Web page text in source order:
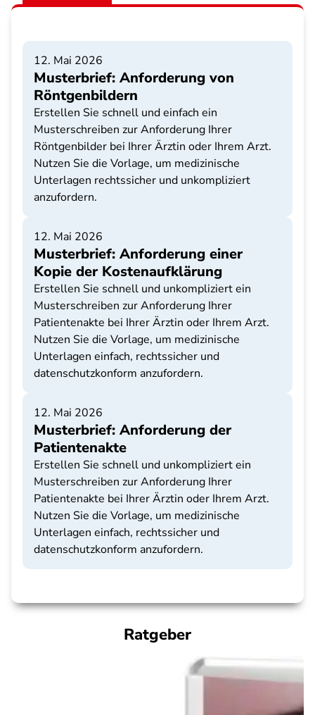
12. Mai 2026
Musterbrief: Anforderung von
Röntgenbildern
Erstellen Sie schnell und einfach ein
Musterschreiben zur Anforderung Ihrer
Röntgenbilder bei Ihrer Ärztin oder Ihrem Arzt.
Nutzen Sie die Vorlage, um medizinische
Unterlagen rechtssicher und unkompliziert
anzufordern.
12. Mai 2026
Musterbrief: Anforderung einer
Kopie der Kostenaufklärung
Erstellen Sie schnell und unkompliziert ein
Musterschreiben zur Anforderung Ihrer
Patientenakte bei Ihrer Ärztin oder Ihrem Arzt.
Nutzen Sie die Vorlage, um medizinische
Unterlagen einfach, rechtssicher und
datenschutzkonform anzufordern.
12. Mai 2026
Musterbrief: Anforderung der
Patientenakte
Erstellen Sie schnell und unkompliziert ein
Musterschreiben zur Anforderung Ihrer
Patientenakte bei Ihrer Ärztin oder Ihrem Arzt.
Nutzen Sie die Vorlage, um medizinische
Unterlagen einfach, rechtssicher und
datenschutzkonform anzufordern.
Ratgeber